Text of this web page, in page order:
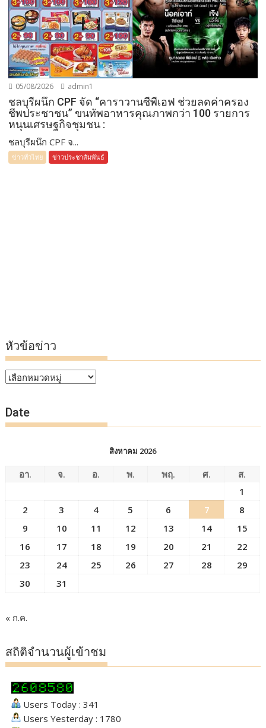
05/08/2026 admin1
ชลบุรีผนึก CPF จัด “คาราวานซีพีเอฟ ช่วยลดค่าครอง
ชีพประชาชน” ขนทัพอาหารคุณภาพกว่า 100 รายการ
หนุนเศรษฐกิจชุมชน :
ชลบุรีผนึก CPF จ...
ข่าวทั่วไทย ข่าวประชาสัมพันธ์
หัวข้อข่าว
หัวข้อ
Date
สิงหาคม 2026
อา. จ. อ. พ. พฤ. ศ.
ส.
1
2
3 4 5 6 7
8
9
10 11 12 13 14
15
16
17 18 19 20 21
22
23
24 25 26 27 28
29
30
31
« ก.ค.
สถิติจำนวนผู้เข้าชม
Users Today : 341
Users Yesterday : 1780